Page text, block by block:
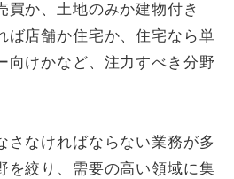
買か、土地のみか建物付き
ば店舗か住宅か、住宅なら単
向けかなど、注力すべき分野
さなければならない業務が多
を絞り、需要の高い領域に集